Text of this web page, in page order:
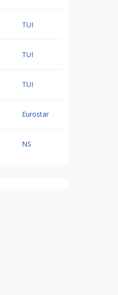
TUI
TUI
TUI
Eurostar
NS